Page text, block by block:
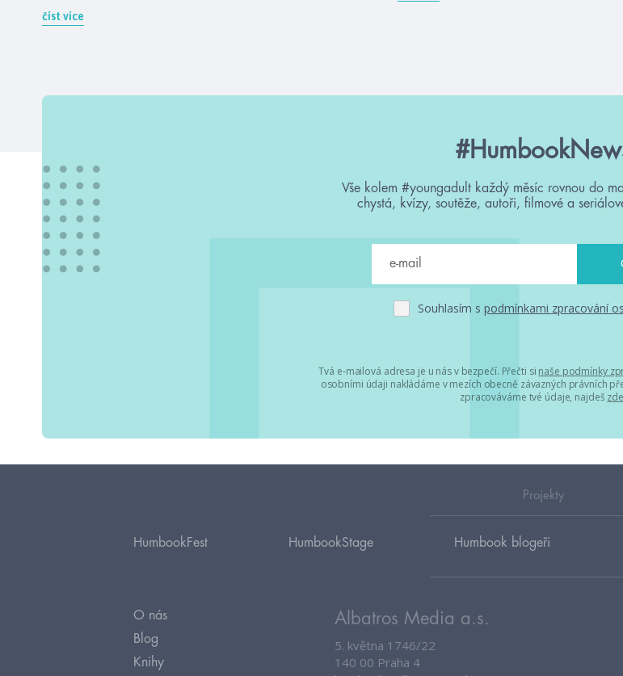
číst více
Vše kolem #youngadult každý měsíc rovnou do
chystá, kvízy, soutěže, autoři, filmové a
Souhlasím s podmínkami zpracování
Tvá e-mailová adresa je u nás v bezpečí. Přečti si naše podmínky
osobními údaji nakládáme v mezích obecně závazných právních
zpracováváme tvé údaje, najdeš zde
Projekty
HumbookFest HumbookStage Humbook blogeři
O nás
Blog
Knihy
Albatros Media a.s.
5. května 1746/22
140 00 Praha 4